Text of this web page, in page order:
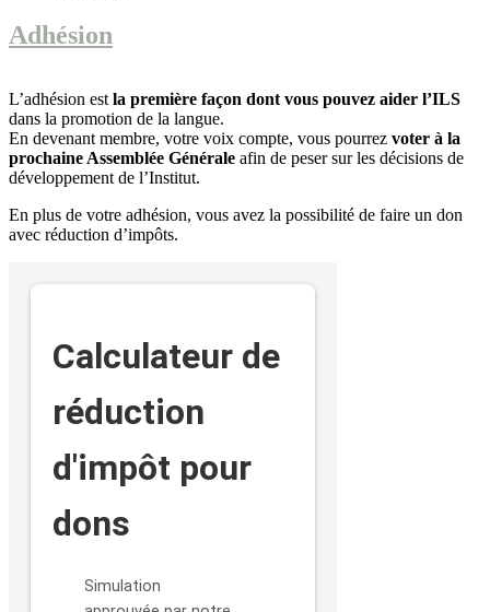
Adhésion
L’adhésion est la première façon dont vous pouvez aider l’ILS
dans la promotion de la langue.
En devenant membre, votre voix compte, vous pourrez voter à la
prochaine Assemblée Générale afin de peser sur les décisions de
développement de l’Institut.
En plus de votre adhésion, vous avez la possibilité de faire un don
avec réduction d’impôts.